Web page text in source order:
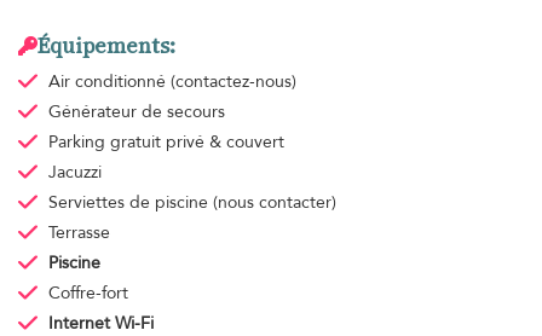
Équipements:
Air conditionné (contactez-nous)
Générateur de secours
Parking gratuit privé & couvert
Jacuzzi
Serviettes de piscine (nous contacter)
Terrasse
Piscine
Coffre-fort
Internet Wi-Fi